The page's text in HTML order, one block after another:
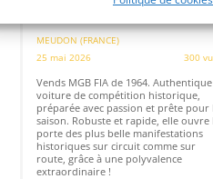
MEUDON (FRANCE)
25 mai 2026
300
Vends MGB FIA de 1964. Authentique
voiture de compétition historique,
préparée avec passion et prête pour
saison. Robuste et rapide, elle ouvre
porte des plus belle manifestations
historiques sur circuit comme sur
route, grâce à une polyvalence
extraordinaire !